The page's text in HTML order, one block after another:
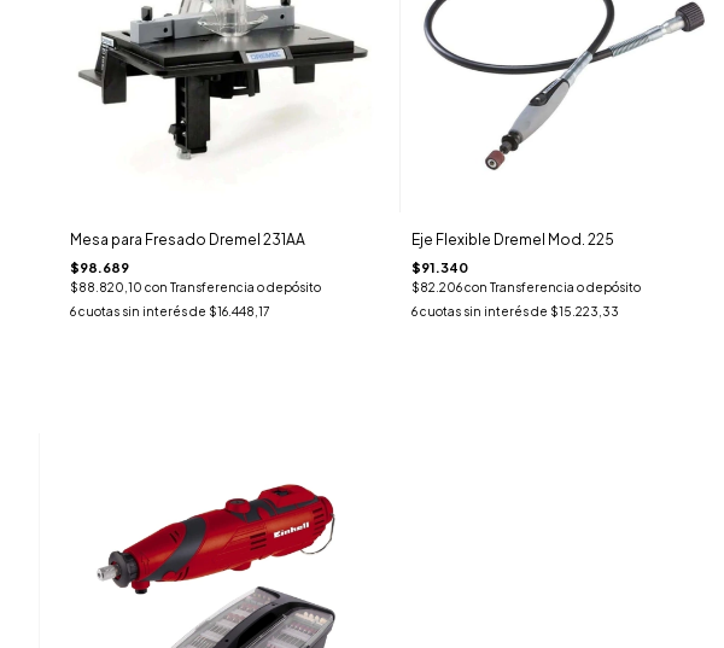
Mesa para Fresado Dremel 231AA
$98.689
$88.820,10 con Transferencia o depósito
6 cuotas sin interés de $16.448,17
Eje Flexible Dremel Mod. 225
$91.340
$82.206con Transferencia o depósito
6cuotas sin interés de $15.223,33